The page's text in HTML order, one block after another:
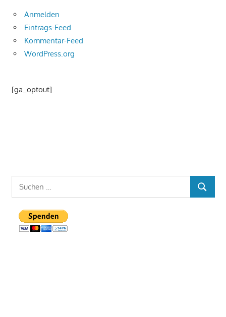
Anmelden
Eintrags-Feed
Kommentar-Feed
WordPress.org
[ga_optout]
Suchen
nach:
SUCHEN